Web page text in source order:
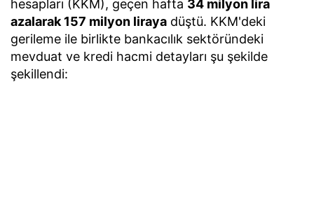
hesapları (KKM), geçen hafta 34 milyon lira
azalarak 157 milyon liraya düştü. KKM'deki
gerileme ile birlikte bankacılık sektöründeki
mevduat ve kredi hacmi detayları şu şekilde
şekillendi: